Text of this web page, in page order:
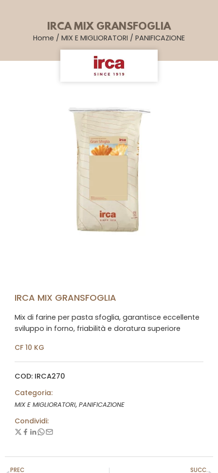
IRCA MIX GRANSFOGLIA
Home / MIX E MIGLIORATORI / PANIFICAZIONE
IRCA MIX GRANSFOGLIA
Mix di farine per pasta sfoglia, garantisce eccellente
sviluppo in forno, friabilità e doratura superiore
CF 10 KG
COD: IRCA270
Categoria:
MIX E MIGLIORATORI, PANIFICAZIONE
Condividi:
PREC SUCC.